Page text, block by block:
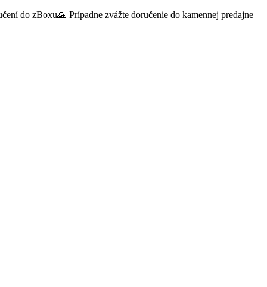
do zBoxu🙏 Prípadne zvážte doručenie do kamennej predajne